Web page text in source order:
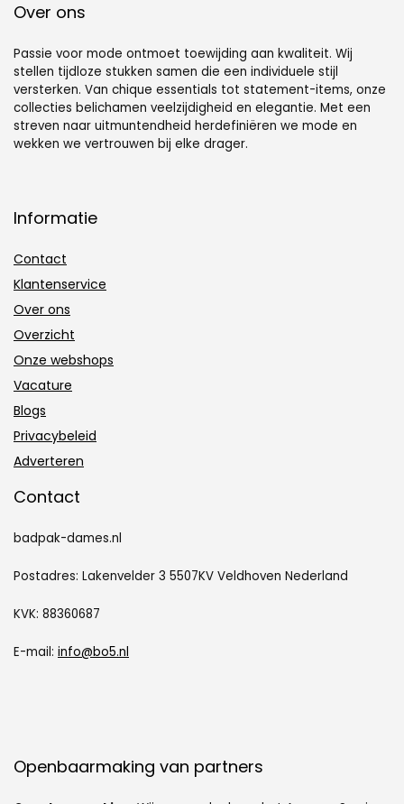
Over ons
Passie voor mode ontmoet toewijding aan kwaliteit. Wij
stellen tijdloze stukken samen die een individuele stijl
versterken. Van chique essentials tot statement-items, onze
collecties belichamen veelzijdigheid en elegantie. Met een
streven naar uitmuntendheid herdefiniëren we mode en
wekken we vertrouwen bij elke drager.
Informatie
Contact
Klantenservice
Over ons
Overzicht
Onze webshops
Vacature
Blogs
Privacybeleid
Adverteren
Contact
badpak-dames.nl
Postadres: Lakenvelder 3 5507KV Veldhoven Nederland
KVK: 88360687
E-mail: info@bo5.nl
Openbaarmaking van partners